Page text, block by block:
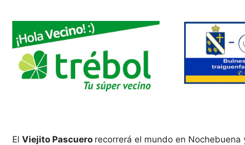
El Viejito Pascuero recorrerá el mundo en